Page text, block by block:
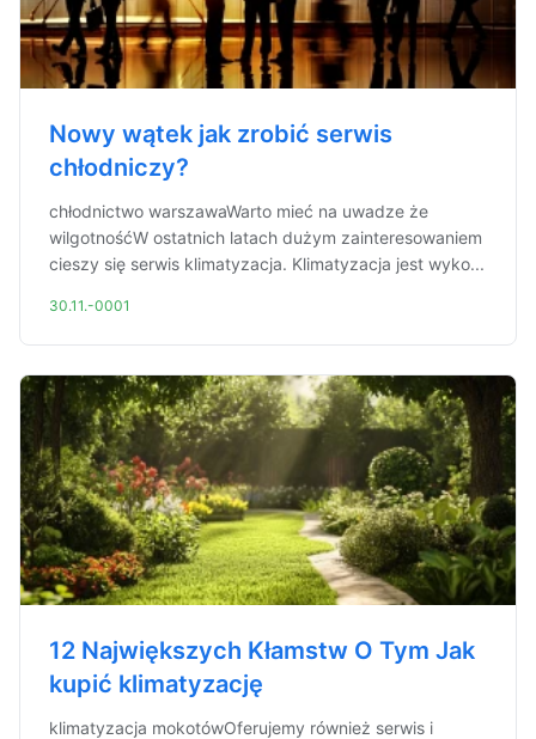
Nowy wątek jak zrobić serwis
chłodniczy?
chłodnictwo warszawaWarto mieć na uwadze że
wilgotnośćW ostatnich latach dużym zainteresowaniem
cieszy się serwis klimatyzacja. Klimatyzacja jest wyko...
30.11.-0001
12 Największych Kłamstw O Tym Jak
kupić klimatyzację
klimatyzacja mokotówOferujemy również serwis i